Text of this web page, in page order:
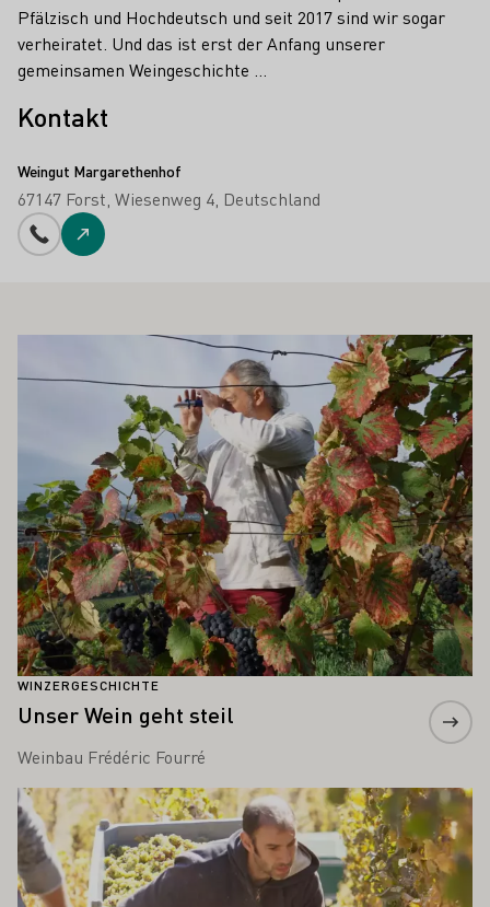
Pfälzisch und Hochdeutsch und seit 2017 sind wir sogar
verheiratet. Und das ist erst der Anfang unserer
gemeinsamen Weingeschichte …
Kontakt
Weingut Margarethenhof
67147 Forst Wiesenweg 4 Deutschland
Telefonnummer
Zur Website
INTERESSIEREN
WINZERGESCHICHTE
Unser Wein geht steil
Weinbau Frédéric Fourré
Mehr erfahren